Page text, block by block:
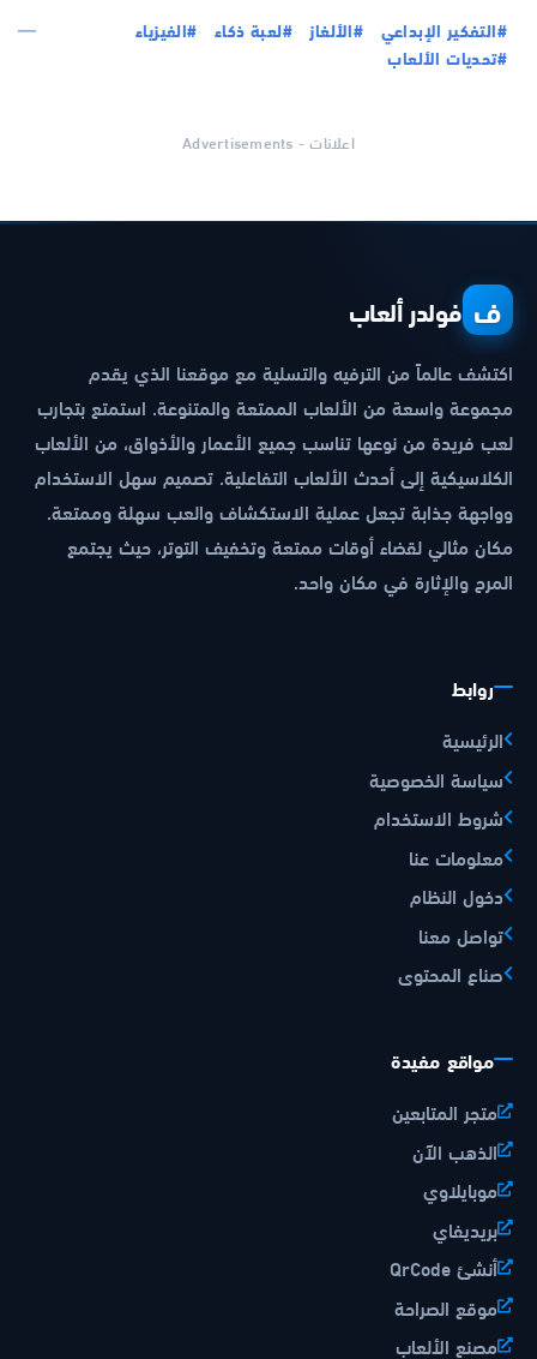
#التفكير الإبداعي #الألغاز #لعبة ذكاء
#الفيزياء
#تحديات الألعاب
اعلانات - Advertisements
ف فولدر ألعاب
اكتشف عالماً من الترفيه والتسلية مع موقعنا الذي يقدم
مجموعة واسعة من الألعاب الممتعة والمتنوعة. استمتع بتجارب
لعب فريدة من نوعها تناسب جميع الأعمار والأذواق، من الألعاب
الكلاسيكية إلى أحدث الألعاب التفاعلية. تصميم سهل الاستخدام
وواجهة جذابة تجعل عملية الاستكشاف والعب سهلة وممتعة.
مكان مثالي لقضاء أوقات ممتعة وتخفيف التوتر، حيث يجتمع
المرح والإثارة في مكان واحد.
روابط
الرئيسية
سياسة الخصوصية
شروط الاستخدام
معلومات عنا
دخول النظام
تواصل معنا
صناع المحتوى
مواقع مفيدة
متجر المتابعين
الذهب الآن
موبايلاوي
بريديفاي
أنشئ QrCode
موقع الصراحة
مصنع الألعاب